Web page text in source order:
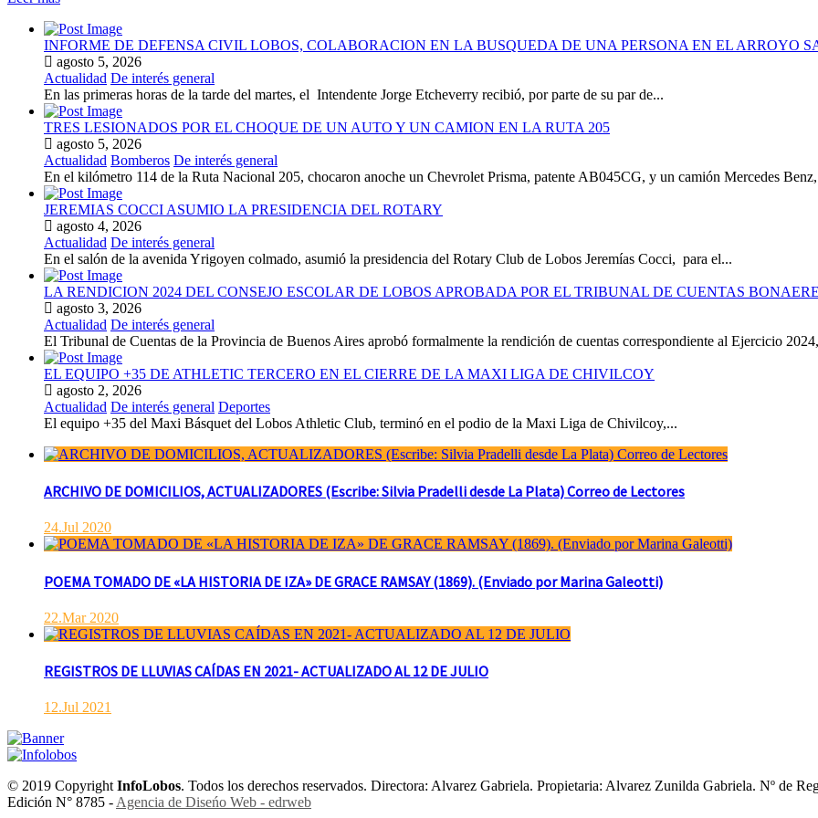
INFORME DE DEFENSA CIVIL LOBOS, COLABORACION EN LA BUSQUEDA DE UNA PERSONA EN EL ARROYO
agosto 5, 2026
Actualidad De interés general
En las primeras horas de la tarde del martes, el Intendente Jorge Etcheverry recibió, por parte de su par de...
TRES LESIONADOS POR EL CHOQUE DE UN AUTO Y UN CAMION EN LA RUTA 205
agosto 5, 2026
Actualidad Bomberos De interés general
En el kilómetro 114 de la Ruta Nacional 205, chocaron anoche un Chevrolet Prisma, patente AB045CG, y un camión Mercedes
JEREMIAS COCCI ASUMIO LA PRESIDENCIA DEL ROTARY
agosto 4, 2026
Actualidad De interés general
En el salón de la avenida Yrigoyen colmado, asumió la presidencia del Rotary Club de Lobos Jeremías Cocci, para el...
LA RENDICION 2024 DEL CONSEJO ESCOLAR DE LOBOS APROBADA POR EL TRIBUNAL DE CUENTAS
agosto 3, 2026
Actualidad De interés general
El Tribunal de Cuentas de la Provincia de Buenos Aires aprobó formalmente la rendición de cuentas correspondiente al Ejercicio
EL EQUIPO +35 DE ATHLETIC TERCERO EN EL CIERRE DE LA MAXI LIGA DE CHIVILCOY
agosto 2, 2026
Actualidad De interés general Deportes
El equipo +35 del Maxi Básquet del Lobos Athletic Club, terminó en el podio de la Maxi Liga de Chivilcoy,...
ARCHIVO DE DOMICILIOS, ACTUALIZADORES (Escribe: Silvia Pradelli desde La Plata) Correo de Lectores
24.Jul 2020
POEMA TOMADO DE «LA HISTORIA DE IZA» DE GRACE RAMSAY (1869). (Enviado por Marina Galeotti)
22.Mar 2020
REGISTROS DE LLUVIAS CAÍDAS EN 2021- ACTUALIZADO AL 12 DE JULIO
12.Jul 2021
© 2019 CopyrightInfoLobos. Todos los derechos reservados. Directora: Alvarez Gabriela. Propietaria: Alvarez Zunilda Gabriela. Nº de
Edición N° 8785 -Agencia de Diseńo Web - edrweb